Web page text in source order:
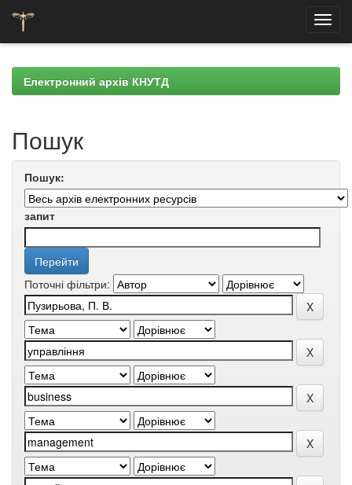
navigationЕлектронний архів КНУТД
Пошук
Пошук:
запит
Поточні фільтри: